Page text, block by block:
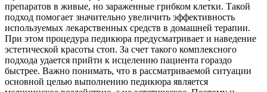
препаратов в живые, но зараженные грибком клетки. Такой
подход помогает значительно увеличить эффективность
используемых лекарственных средств в домашней терапии.
При этом процедура педикюра предусматривает и наведение
эстетической красоты стоп. За счет такого комплексного
подхода удается прийти к исцелению пациента гораздо
быстрее. Важно понимать, что в рассматриваемой ситуации
основной целью выполнению педикюра является